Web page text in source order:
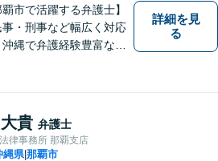
覇市で活躍する弁護士】
事・刑事など幅広く対応
縄で弁護経験豊富な弁
だけ早く解決できるよう
ます！皆様のご希望を
お聞きします。【牧志
安里駅から徒歩圏】
詳細を見
る
貴 弁護士
律事務所 那覇支店
縄県|那覇市